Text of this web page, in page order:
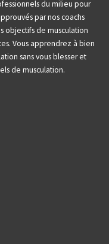
du milieu pour
par nos coachs
objectifs de musculation
Vous apprendrez à bien
sans vous blesser et
de musculation.